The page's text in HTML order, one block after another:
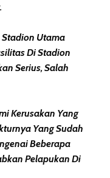
Stadion Utama
Di Stadion
Serius, Salah
Kerusakan Yang
Yang Sudah
Beberapa
Pelapukan Di